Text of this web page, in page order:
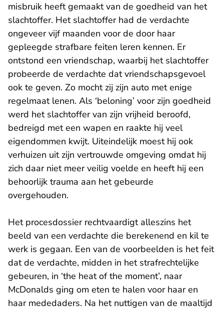
misbruik heeft gemaakt van de goedheid van het
slachtoffer. Het slachtoffer had de verdachte
ongeveer vijf maanden voor de door haar
gepleegde strafbare feiten leren kennen. Er
ontstond een vriendschap, waarbij het slachtoffer
probeerde de verdachte dat vriendschapsgevoel
ook te geven. Zo mocht zij zijn auto met enige
regelmaat lenen. Als ‘beloning’ voor zijn goedheid
werd het slachtoffer van zijn vrijheid beroofd,
bedreigd met een wapen en raakte hij veel
eigendommen kwijt. Uiteindelijk moest hij ook
verhuizen uit zijn vertrouwde omgeving omdat hij
zich daar niet meer veilig voelde en heeft hij een
behoorlijk trauma aan het gebeurde
overgehouden.
Het procesdossier rechtvaardigt alleszins het
beeld van een verdachte die berekenend en kil te
werk is gegaan. Een van de voorbeelden is het feit
dat de verdachte, midden in het strafrechtelijke
gebeuren, in ‘the heat of the moment’, naar
McDonalds ging om eten te halen voor haar en
haar mededaders. Na het nuttigen van de maaltijd